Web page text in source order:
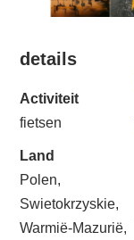
details
Activiteit
fietsen
Land
Polen,
Swietokrzyskie,
Warmië-Mazurië,